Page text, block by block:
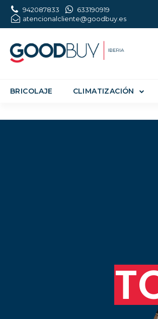
942087833
633190919
atencionalcliente@goodbuy.es
BRICOLAJE CLIMATIZACIÓN